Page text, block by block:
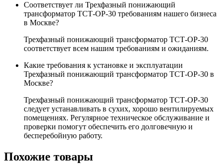
Соответствует ли Трехфазный понижающий
трансформатор ТСТ-ОР-30 требованиям нашего бизнеса
в Москве?
Трехфазный понижающий трансформатор ТСТ-ОР-30
соответствует всем нашим требованиям и ожиданиям.
Какие требования к установке и эксплуатации
Трехфазный понижающий трансформатор ТСТ-ОР-30 в
Москве?
Трехфазный понижающий трансформатор ТСТ-ОР-30
следует устанавливать в сухих, хорошо вентилируемых
помещениях. Регулярное техническое обслуживание и
проверки помогут обеспечить его долговечную и
бесперебойную работу.
Похожие товары